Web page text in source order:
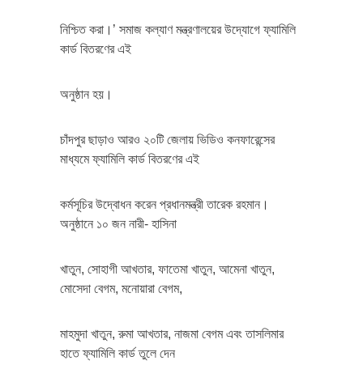
নিশ্চিত করা।’ সমাজ কল্যাণ মন্ত্রণালয়ের উদ্যোগে ফ্যামিলি
কার্ড বিতরণের এই
অনুষ্ঠান হয়।
চাঁদপুর ছাড়াও আরও ২০টি জেলায় ভিডিও কনফারেন্সের
মাধ্যমে ফ্যামিলি কার্ড বিতরণের এই
কর্মসূচির উদ্বোধন করেন প্রধানমন্ত্রী তারেক রহমান।
অনুষ্ঠানে ১০ জন নারী- হাসিনা
খাতুন, সোহাগী আখতার, ফাতেমা খাতুন, আমেনা খাতুন,
মোসেদা বেগম, মনোয়ারা বেগম,
মাহমুদা খাতুন, রুমা আখতার, নাজমা বেগম এবং তাসলিমার
হাতে ফ্যামিলি কার্ড তুলে দেন